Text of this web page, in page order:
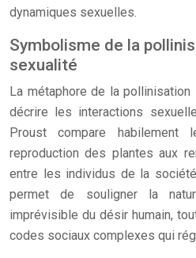
dynamiques sexuelles.
Symbolisme de la
sexualité
La métaphore de la
décrire les interactions
Proust compare habilement
reproduction des plantes aux
entre les individus de la
permet de souligner la
imprévisible du désir humain,
codes sociaux complexes qui